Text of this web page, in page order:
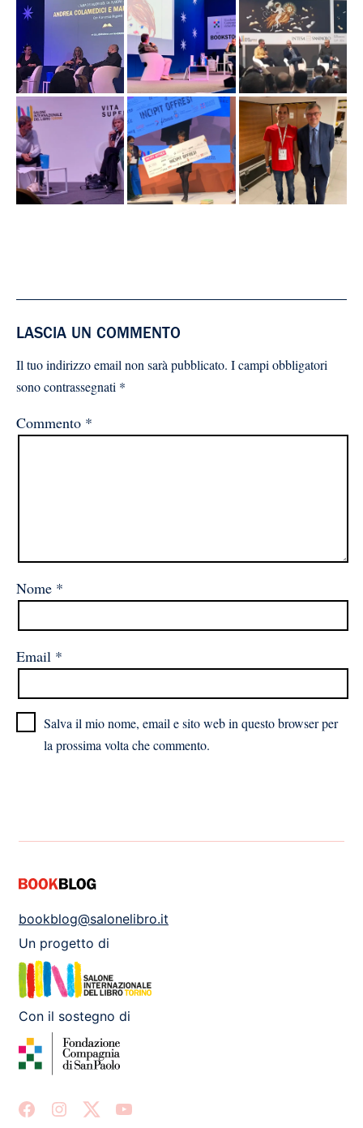
LASCIA UN COMMENTO
Il tuo indirizzo email non sarà pubblicato. I campi obbligatori
sono contrassegnati *
Commento *
Nome *
Email *
Salva il mio nome, email e sito web in questo browser per
la prossima volta che commento.
bookblog@salonelibro.it
Un progetto di
Con il sostegno di
FacebookInstagram